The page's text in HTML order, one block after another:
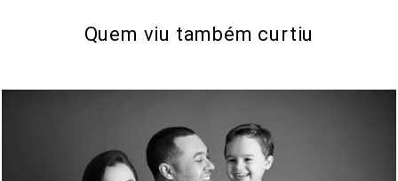
Quem viu também curtiu